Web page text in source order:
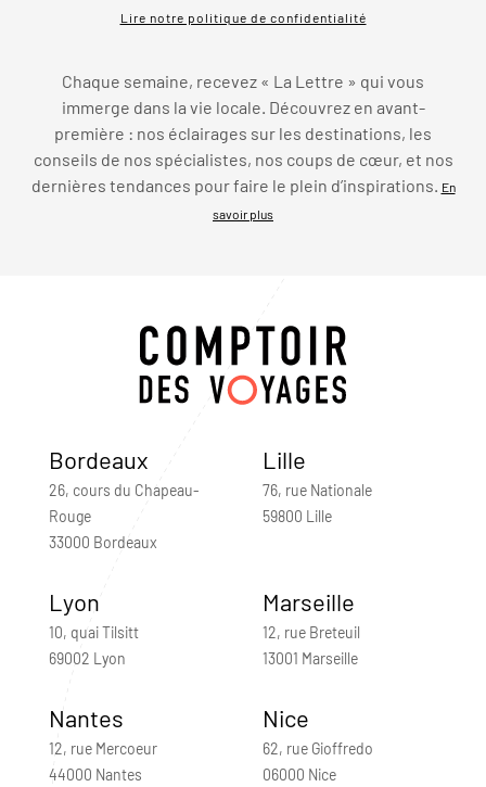
Lire notre politique de confidentialité
Chaque semaine, recevez « La Lettre » qui vous
immerge dans la vie locale. Découvrez en avant-
première : nos éclairages sur les destinations, les
conseils de nos spécialistes, nos coups de cœur, et nos
dernières tendances pour faire le plein d’inspirations.
En
savoir plus
Bordeaux
26, cours du Chapeau-
Rouge
33000 Bordeaux
Lille
76, rue Nationale
59800 Lille
Lyon
10, quai Tilsitt
69002 Lyon
Marseille
12, rue Breteuil
13001 Marseille
Nantes
12, rue Mercoeur
44000 Nantes
Nice
62, rue Gioffredo
06000 Nice